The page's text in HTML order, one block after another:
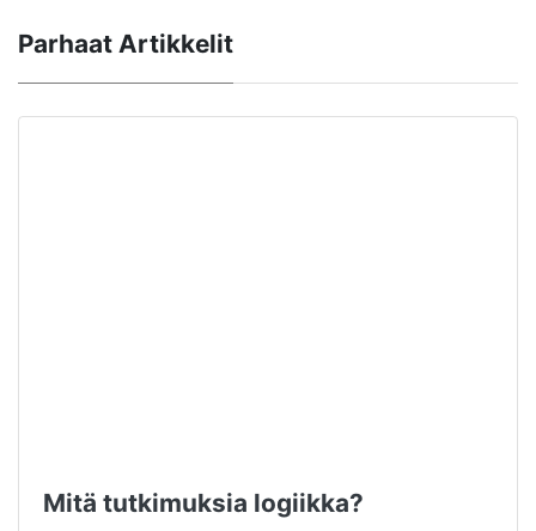
Parhaat Artikkelit
Mitä tutkimuksia logiikka?